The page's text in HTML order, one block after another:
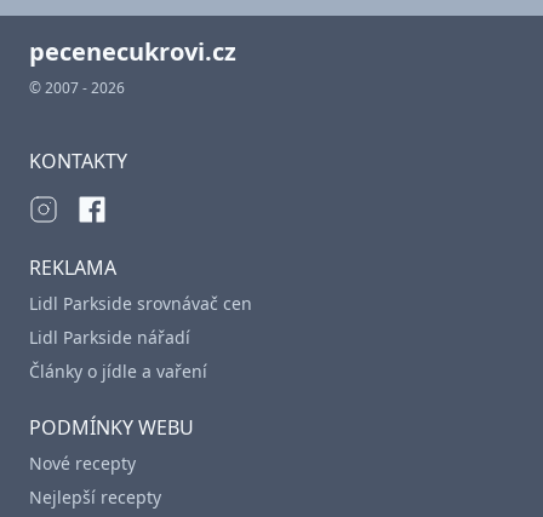
pecenecukrovi.cz
© 2007 - 2026
KONTAKTY
REKLAMA
Lidl Parkside srovnávač cen
Lidl Parkside nářadí
Články o jídle a vaření
PODMÍNKY WEBU
Nové recepty
Nejlepší recepty